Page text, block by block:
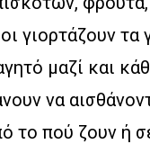
γιορτάζουν
μαζί και
να
το πού ζουν ή